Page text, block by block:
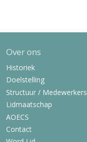
Over ons
Historiek
Doelstelling
Structuur / Medewerkers
Lidmaatschap
AOECS
Contact